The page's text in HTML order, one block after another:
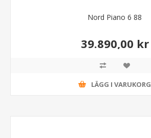
Nord Piano 6 88
39.890,00 kr
LÄGG I VARUKORG